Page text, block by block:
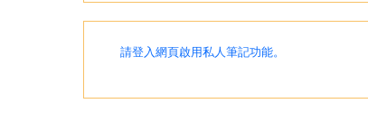
請登入網頁啟用私人筆記功能。